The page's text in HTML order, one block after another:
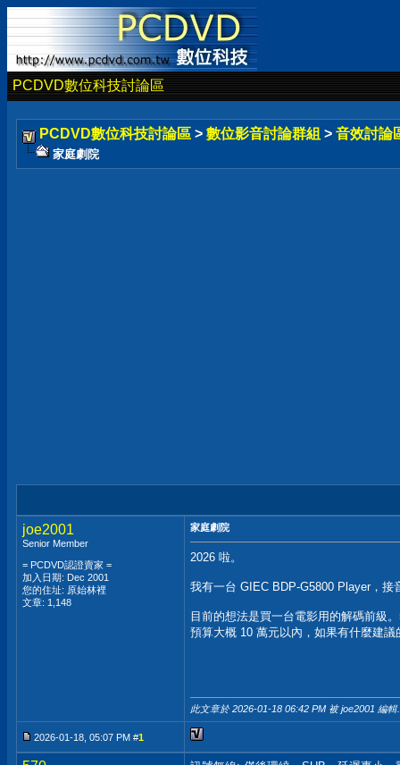
PCDVD數位科技討論區
PCDVD數位科技討論區 > 數位影音討論群組 > 音效討論
家庭劇院
joe2001
Senior Member
= PCDVD認證賣家 =
加入日期: Dec 2001
您的住址: 原始林裡
文章: 1,148
家庭劇院
2026 啦。
我有一台 GIEC BDP-G5800 Player，接
目前的想法是買一台電影用的解碼前級
預算大概 10 萬元以內，如果有什麼建
此文章於 2026-01-18 06:42 PM 被 joe2001 編輯.
2026-01-18, 05:07 PM #1